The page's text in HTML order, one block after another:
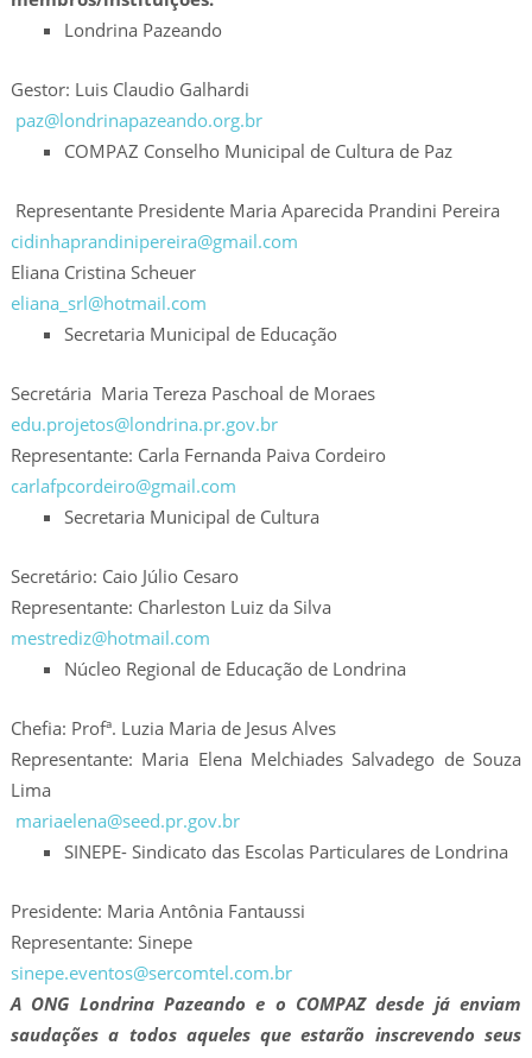
Londrina Pazeando
Gestor: Luis Claudio Galhardi
paz@londrinapazeando.org.br
COMPAZ Conselho Municipal de Cultura de Paz
Representante Presidente Maria Aparecida Prandini Pereira
cidinhaprandinipereira@gmail.com
Eliana Cristina Scheuer
eliana_srl@hotmail.com
Secretaria Municipal de Educação
Secretária Maria Tereza Paschoal de Moraes
edu.projetos@londrina.pr.gov.br
Representante: Carla Fernanda Paiva Cordeiro
carlafpcordeiro@gmail.com
Secretaria Municipal de Cultura
Secretário: Caio Júlio Cesaro
Representante: Charleston Luiz da Silva
mestrediz@hotmail.com
Núcleo Regional de Educação de Londrina
Chefia: Profª. Luzia Maria de Jesus Alves
Representante: Maria Elena Melchiades Salvadego de Souza
Lima
mariaelena@seed.pr.gov.br
SINEPE- Sindicato das Escolas Particulares de Londrina
Presidente: Maria Antônia Fantaussi
Representante: Sinepe
sinepe.eventos@sercomtel.com.br
A ONG Londrina Pazeando e o COMPAZ desde já enviam
saudações a todos aqueles que estarão inscrevendo seus